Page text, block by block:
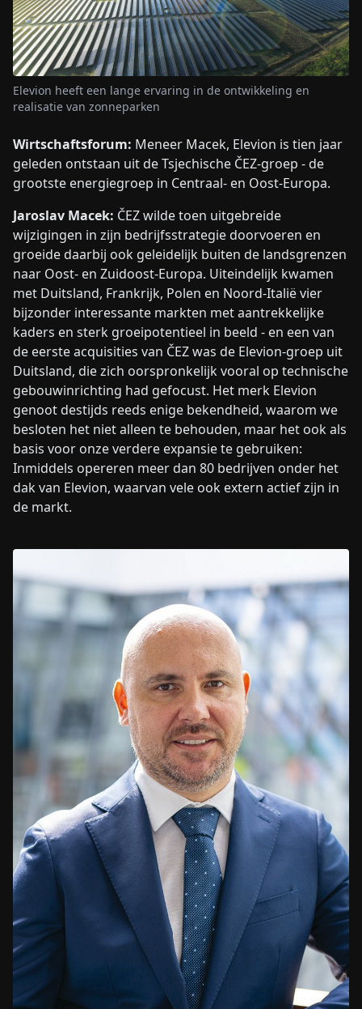
Elevion heeft een lange ervaring in de ontwikkeling en
realisatie van zonneparken
Wirtschaftsforum: Meneer Macek, Elevion is tien jaar
geleden ontstaan uit de Tsjechische ČEZ-groep - de
grootste energiegroep in Centraal- en Oost-Europa.
Jaroslav Macek: ČEZ wilde toen uitgebreide
wijzigingen in zijn bedrijfsstrategie doorvoeren en
groeide daarbij ook geleidelijk buiten de landsgrenzen
naar Oost- en Zuidoost-Europa. Uiteindelijk kwamen
met Duitsland, Frankrijk, Polen en Noord-Italië vier
bijzonder interessante markten met aantrekkelijke
kaders en sterk groeipotentieel in beeld - en een van
de eerste acquisities van ČEZ was de Elevion-groep uit
Duitsland, die zich oorspronkelijk vooral op technische
gebouwinrichting had gefocust. Het merk Elevion
genoot destijds reeds enige bekendheid, waarom we
besloten het niet alleen te behouden, maar het ook als
basis voor onze verdere expansie te gebruiken:
Inmiddels opereren meer dan 80 bedrijven onder het
dak van Elevion, waarvan vele ook extern actief zijn in
de markt.